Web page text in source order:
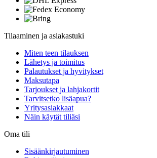
Tilaaminen ja asiakastuki
Miten teen tilauksen
Lähetys ja toimitus
Palautukset ja hyvitykset
Maksutapa
Tarjoukset ja lahjakortit
Tarvitsetko lisäapua?
Yritysasiakkaat
Näin käytät tiliäsi
Oma tili
Sisäänkirjautuminen